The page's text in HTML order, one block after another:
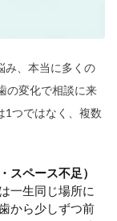
み、本当に多くの
の変化で相談に来
1つではなく、複数
スペース不足）
一生同じ場所に
から少しずつ前